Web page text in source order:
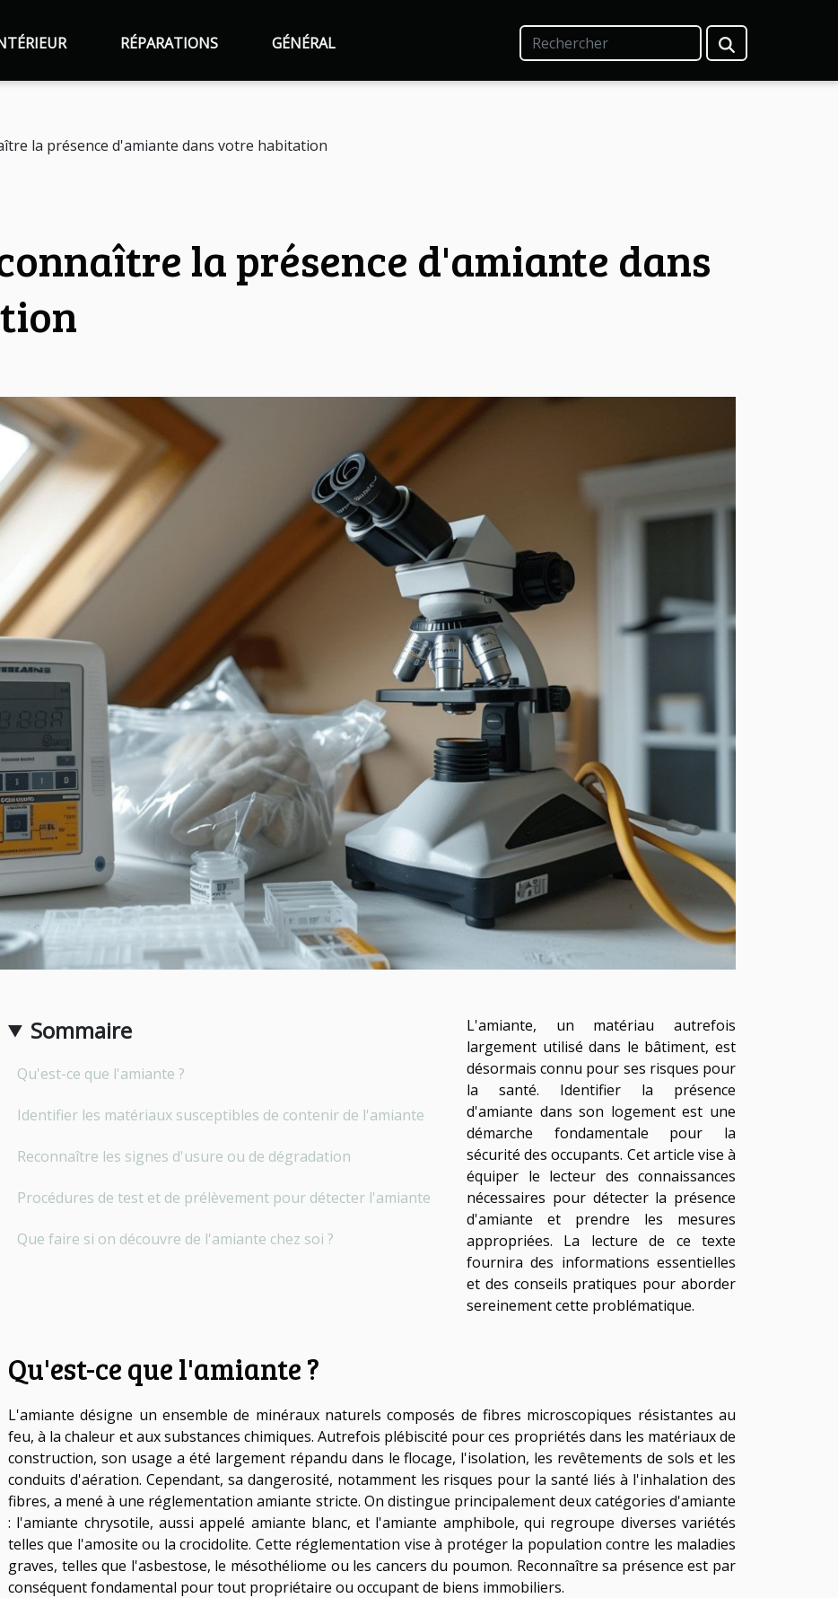
RÉPARATIONS GÉNÉRAL
la présence d'amiante dans votre habitation
la présence d'amiante dans
Sommaire
Qu'est-ce que l'amiante ?
Identifier les matériaux susceptibles de contenir de l'amiante
Reconnaître les signes d'usure ou de dégradation
Procédures de test et de prélèvement pour détecter l'amiante
Que faire si on découvre de l'amiante chez soi ?
L'amiante, un matériau autrefois
largement utilisé dans le bâtiment, est
désormais connu pour ses risques pour
la santé. Identifier la présence
d'amiante dans son logement est une
démarche fondamentale pour la
sécurité des occupants. Cet article vise à
équiper le lecteur des connaissances
nécessaires pour détecter la présence
d'amiante et prendre les mesures
appropriées. La lecture de ce texte
fournira des informations essentielles
et des conseils pratiques pour aborder
sereinement cette problématique.
Qu'est-ce que l'amiante ?
L'amiante désigne un ensemble de minéraux naturels composés de fibres microscopiques résistantes au
feu, à la chaleur et aux substances chimiques. Autrefois plébiscité pour ces propriétés dans les matériaux de
construction, son usage a été largement répandu dans le flocage, l'isolation, les revêtements de sols et les
conduits d'aération. Cependant, sa dangerosité, notamment les risques pour la santé liés à l'inhalation des
fibres, a mené à une réglementation amiante stricte. On distingue principalement deux catégories d'amiante
: l'amiante chrysotile, aussi appelé amiante blanc, et l'amiante amphibole, qui regroupe diverses variétés
telles que l'amosite ou la crocidolite. Cette réglementation vise à protéger la population contre les maladies
graves, telles que l'asbestose, le mésothéliome ou les cancers du poumon. Reconnaître sa présence est par
conséquent fondamental pour tout propriétaire ou occupant de biens immobiliers.